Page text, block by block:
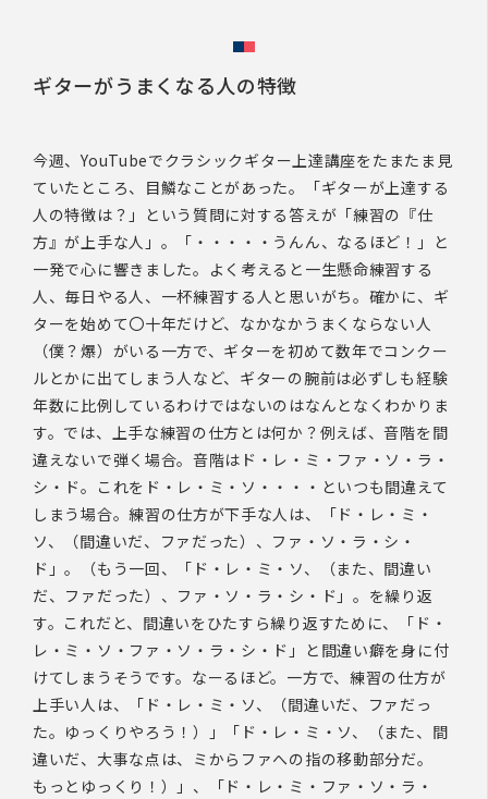
ギターがうまくなる人の特徴
今週、YouTubeでクラシックギター上達講座をたまたま見
ていたところ、目鱗なことがあった。「ギターが上達する
人の特徴は？」という質問に対する答えが「練習の『仕
方』が上手な人」。「・・・・・うんん、なるほど！」と
一発で心に響きました。よく考えると一生懸命練習する
人、毎日やる人、一杯練習する人と思いがち。確かに、ギ
ターを始めて〇十年だけど、なかなかうまくならない人
（僕？爆）がいる一方で、ギターを初めて数年でコンクー
ルとかに出てしまう人など、ギターの腕前は必ずしも経験
年数に比例しているわけではないのはなんとなくわかりま
す。では、上手な練習の仕方とは何か？例えば、音階を間
違えないで弾く場合。音階はド・レ・ミ・ファ・ソ・ラ・
シ・ド。これをド・レ・ミ・ソ・・・・といつも間違えて
しまう場合。練習の仕方が下手な人は、「ド・レ・ミ・
ソ、（間違いだ、ファだった）、ファ・ソ・ラ・シ・
ド」。（もう一回、「ド・レ・ミ・ソ、（また、間違い
だ、ファだった）、ファ・ソ・ラ・シ・ド」。を繰り返
す。これだと、間違いをひたすら繰り返すために、「ド・
レ・ミ・ソ・ファ・ソ・ラ・シ・ド」と間違い癖を身に付
けてしまうそうです。なーるほど。一方で、練習の仕方が
上手い人は、「ド・レ・ミ・ソ、（間違いだ、ファだっ
た。ゆっくりやろう！）」「ド・レ・ミ・ソ、（また、間
違いだ、大事な点は、ミからファへの指の移動部分だ。
もっとゆっくり！）」、「ド・レ・ミ・ファ・ソ・ラ・